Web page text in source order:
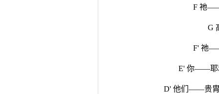
F 祂
G
F' 祂
E' 你——耶
D' 他们——贵